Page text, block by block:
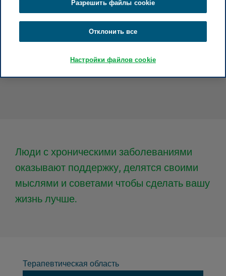
Люди с хроническими заболеваниями
оказывают поддержку, делятся своими
мыслями и советами чтобы сделать вашу
жизнь лучше.
Терапевтическая область
Разрешить файлы cookie
Отклонить все
Настройки файлов cookie